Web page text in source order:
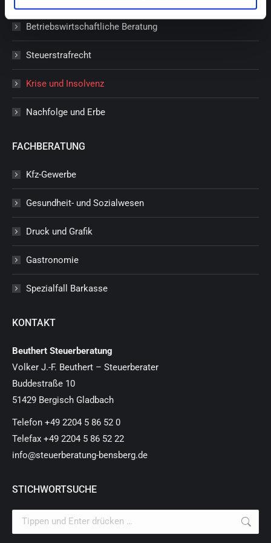
Betriebswirtschaftliche Beratung
Steuerstrafrecht
Krise und Insolvenz
Nachfolge und Erbe
FACHBERATUNG
Kfz-Gewerbe
Gesundheit- und Sozialwesen
Druck und Grafik
Gastronomie
Spezialfall Barkasse
KONTAKT
Beuthert Steuerberatung
Volker J.-F. Beuthert – Steuerberater
Buddestraße 10
51429 Bergisch Gladbach
Telefon +49 2204 5 86 52 0
Telefax +49 2204 5 86 52 22
info@steuerberatung-bensberg.de
STICHWORTSUCHE
Search: